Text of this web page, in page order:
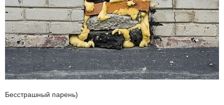
Бесстрашный парень)